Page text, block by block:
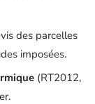
des parcelles
imposées.
(RT2012,